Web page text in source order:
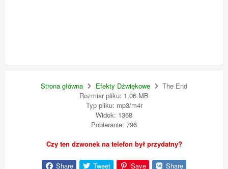
Strona główna Efekty Dźwiękowe
The End
Rozmiar pliku: 1.06 MB
Typ pliku: mp3/m4r
Widok: 1368
Pobieranie: 796
Czy ten dzwonek na telefon był przydatny?
Share Tweet Save Share